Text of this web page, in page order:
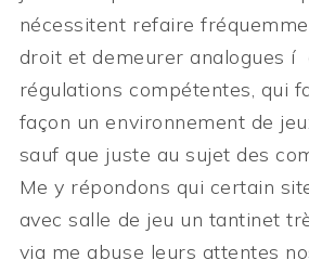
nécessitent refaire
droit et demeurer analogues í
régulations compétentes, qui
façon un environnement de
sauf que juste au sujet des
Me y répondons qui certain
avec salle de jeu un tantinet
via me abuse leurs attentes